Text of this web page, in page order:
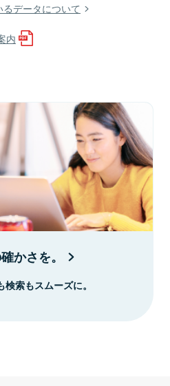
データについて
内
かさを。
索もスムーズに。